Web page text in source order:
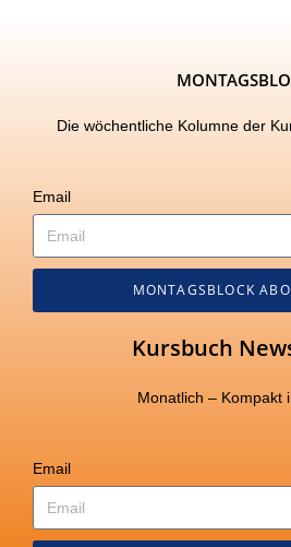
Die wöchentliche Kolumne der
Email
MONTAGSBLOCK
Kursbuch
Monatlich – Kompakt
Email